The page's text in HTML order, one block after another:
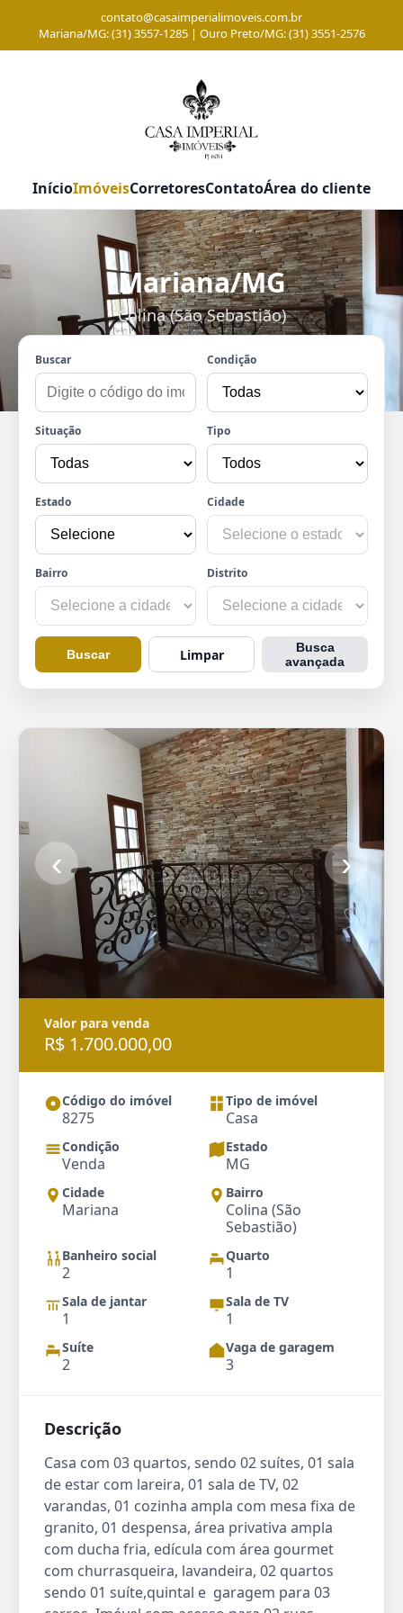
contato@casaimperialimoveis.com.br
Mariana/MG: (31) 3557-1285 | Ouro Preto/MG: (31) 3551-2576
InícioImóveisCorretoresContatoÁrea do cliente
Mariana/MG
Colina (São Sebastião)
Buscar Condição
Situação Tipo
Estado Cidade
Bairro Distrito
Buscar Limpar
Busca
avançada
‹ ›
Valor para venda
R$ 1.700.000,00
Código do imóvel
8275
Tipo de imóvel
Casa
Condição
Venda
Estado
MG
Cidade
Mariana
Bairro
Colina (São
Sebastião)
Banheiro social
2
Quarto
1
Sala de jantar
1
Sala de TV
1
Suíte
2
Vaga de garagem
3
Descrição
Casa com 03 quartos, sendo 02 suítes, 01 sala
de estar com lareira, 01 sala de TV, 02
varandas, 01 cozinha ampla com mesa fixa de
granito, 01 despensa, área privativa ampla
com ducha fria, edícula com área gourmet
com churrasqueira, lavandeira, 02 quartos
sendo 01 suíte,quintal e garagem para 03